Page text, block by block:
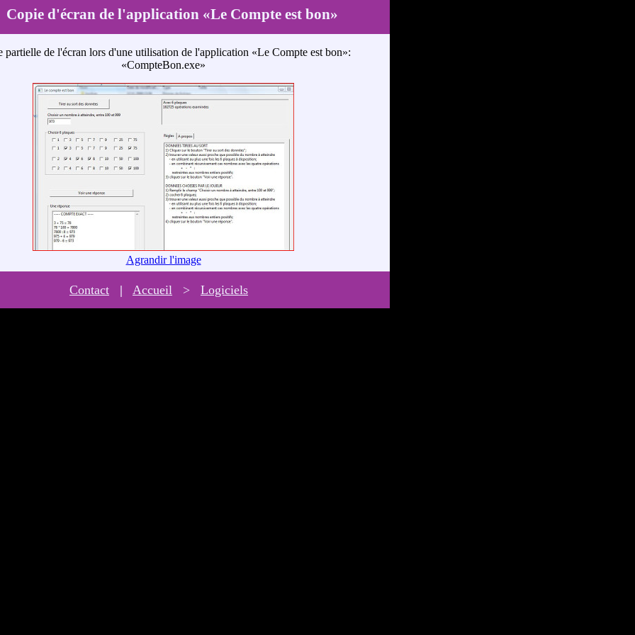
Copie d'écran de l'application «Le Compte est bon»
partielle de l'écran lors d'une utilisation de l'application «Le Compte est bon»:
«CompteBon.exe»
Agrandir l'image
Contact | Accueil > Logiciels